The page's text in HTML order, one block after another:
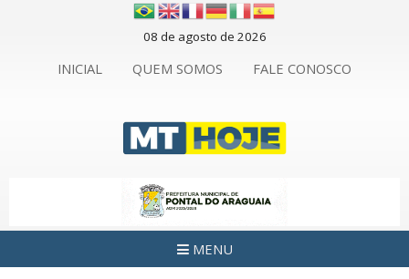
08 de agosto de 2026
INICIAL QUEM SOMOS FALE CONOSCO
MENU